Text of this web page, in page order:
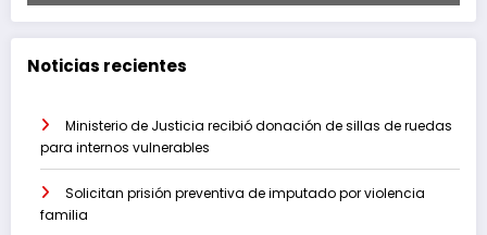
Noticias recientes
Ministerio de Justicia recibió donación de sillas de ruedas
para internos vulnerables
Solicitan prisión preventiva de imputado por violencia
familia